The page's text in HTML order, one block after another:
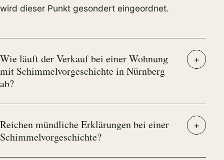
wird dieser Punkt gesondert eingeordnet.
Wie läuft der Verkauf bei einer Wohnung
mit Schimmelvorgeschichte in Nürnberg
ab?
Reichen mündliche Erklärungen bei einer
Schimmelvorgeschichte?